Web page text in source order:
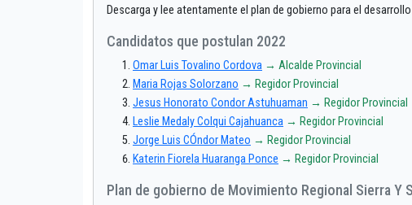
Descarga y lee atentamente el plan de gobierno para el desarrollo
Candidatos que postulan 2022
Omar Luis Tovalino Cordova → Alcalde Provincial
Maria Rojas Solorzano → Regidor Provincial
Jesus Honorato Condor Astuhuaman → Regidor Provincial
Leslie Medaly Colqui Cajahuanca → Regidor Provincial
Jorge Luis CÓndor Mateo → Regidor Provincial
Katerin Fiorela Huaranga Ponce → Regidor Provincial
Plan de gobierno de Movimiento Regional Sierra Y